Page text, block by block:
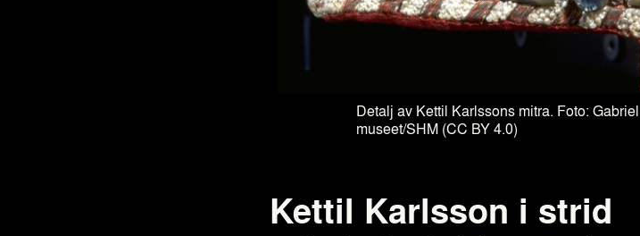
Detalj av Kettil Karlssons mitra. Foto:
museet/SHM (CC BY 4.0)
Kettil Karlsson i strid